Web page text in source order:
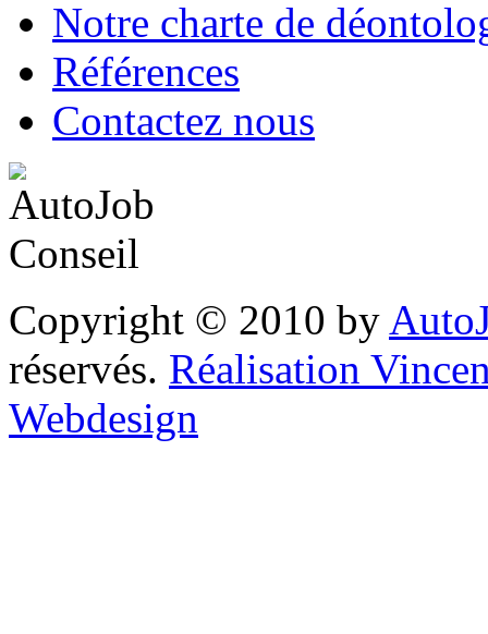
Notre charte de
Références
Contactez nous
Copyright © 2010 by
réservés. Réalisation
Webdesign